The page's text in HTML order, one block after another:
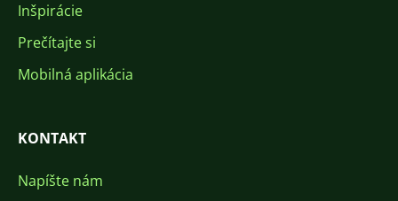
Inšpirácie
Prečítajte si
Mobilná aplikácia
KONTAKT
Napíšte nám